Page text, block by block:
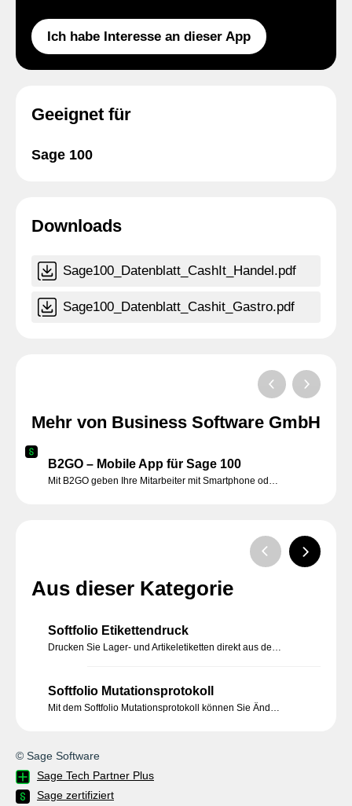
Ich habe Interesse an dieser App
Geeignet für
Sage 100
Downloads
Sage100_Datenblatt_CashIt_Handel.pdf
Sage100_Datenblatt_Cashit_Gastro.pdf
Mehr von Business Software GmbH
B2GO – Mobile App für Sage 100
Mit B2GO geben Ihre Mitarbeiter mit Smartphone oder Tablet Daten ein. Exakt 1mal. Direkt vor Ort. Ganz ohne Zettelwirtschaft. Das spart Zeit und verhindert Fehler.
Aus dieser Kategorie
Softfolio Etikettendruck
Drucken Sie Lager- und Artikeletiketten direkt aus der Sage 100.
Softfolio Mutationsprotokoll
Mit dem Softfolio Mutationsprotokoll können Sie Änderungen an den Sage 100 Daten protokollieren und nachvollziehen.
© Sage Software
Sage Tech Partner Plus
Sage zertifiziert